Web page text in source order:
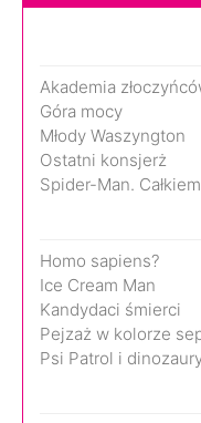
Akademia
Góra mocy
Młody Waszyngton
Ostatni konsjerż
Spider-Man.
Homo sapiens?
Ice Cream Man
Kandydaci śmierci
Pejzaż w kolorze
Psi Patrol i